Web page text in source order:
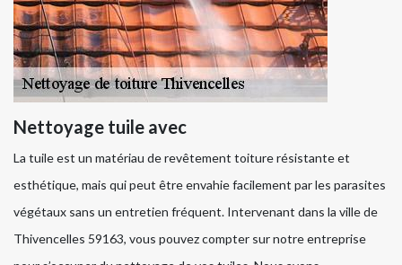
Nettoyage tuile avec
La tuile est un matériau de revêtement toiture résistante et
esthétique, mais qui peut être envahie facilement par les parasites
végétaux sans un entretien fréquent. Intervenant dans la ville de
Thivencelles 59163, vous pouvez compter sur notre entreprise